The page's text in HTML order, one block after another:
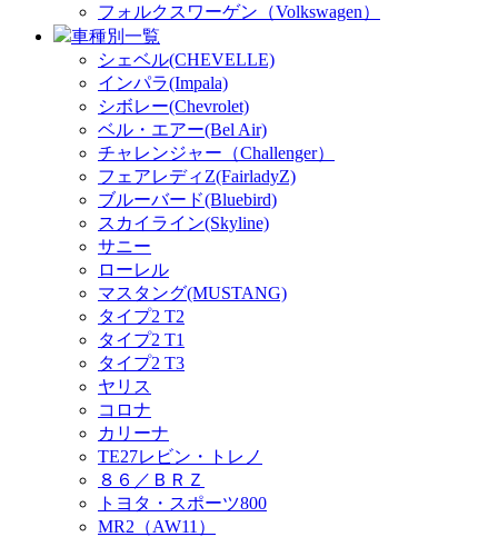
フォルクスワーゲン（Volkswagen）
車種別一覧
シェベル(CHEVELLE)
インパラ(Impala)
シボレー(Chevrolet)
ベル・エアー(Bel Air)
チャレンジャー（Challenger）
フェアレディZ(FairladyZ)
ブルーバード(Bluebird)
スカイライン(Skyline)
サニー
ローレル
マスタング(MUSTANG)
タイプ2 T2
タイプ2 T1
タイプ2 T3
ヤリス
コロナ
カリーナ
TE27レビン・トレノ
８６／ＢＲＺ
トヨタ・スポーツ800
MR2（AW11）